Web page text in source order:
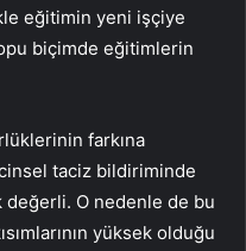
eğitimin yeni işçiye
biçimde eğitimlerin
farkına
cinsel taciz bildiriminde
değerli. O nedenle de bu
yüksek olduğu